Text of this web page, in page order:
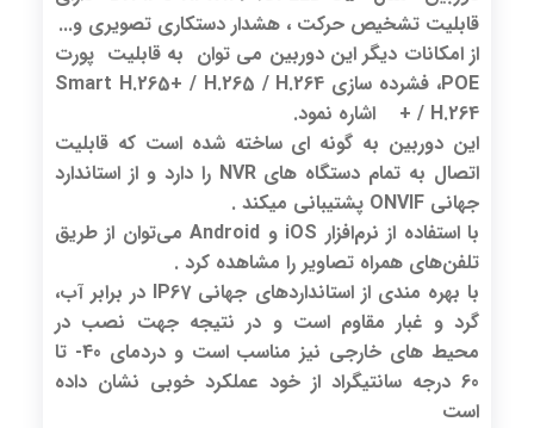
قابلیت تشخیص حرکت ، هشدار دستکاری تصویری و...
از امکانات دیگر این دوربین می توان به قابلیت پورت
POE، فشرده سازی Smart H.265+ / H.265 / H.264
+ / H.264 اشاره نمود.
این دوربین به گونه ای ساخته شده است که قابلیت
اتصال به تمام دستگاه های NVR را دارد و از استاندارد
جهانی ONVIF پشتیبانی میکند .
با استفاده از نرم‌افزار iOS و Android می‌توان از طریق
تلفن‌های همراه تصاویر را مشاهده کرد .
با بهره مندی از استانداردهای جهانی IP67 در برابر آب،
گرد و غبار مقاوم است و در نتیجه جهت نصب در
محیط های خارجی نیز مناسب است و دردمای 40- تا
60 درجه سانتیگراد از خود عملکرد خوبی نشان داده
است